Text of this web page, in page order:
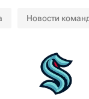
Новости